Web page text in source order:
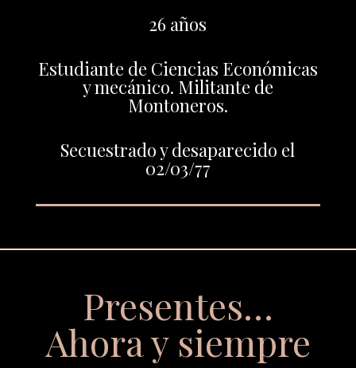
26 años
Estudiante de Ciencias Económicas
y mecánico. Militante de
Montoneros.
Secuestrado y desaparecido el
02/03/77
Presentes…
Ahora y siempre